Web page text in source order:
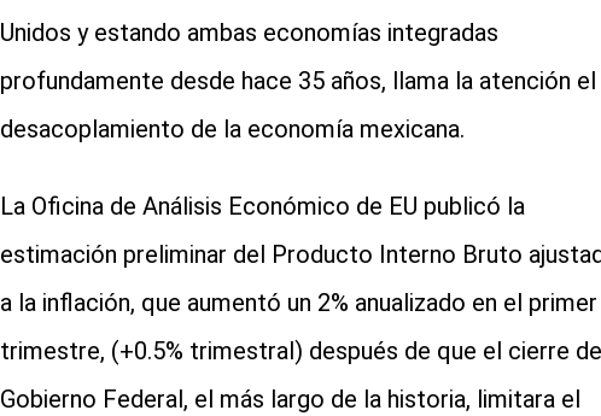
Unidos y estando ambas economías integradas
profundamente desde hace 35 años, llama la atención el
desacoplamiento de la economía mexicana.
La Oficina de Análisis Económico de EU publicó la
estimación preliminar del Producto Interno Bruto
a la inflación, que aumentó un 2% anualizado en el primer
trimestre, (+0.5% trimestral) después de que el cierre
Gobierno Federal, el más largo de la historia, limitara el